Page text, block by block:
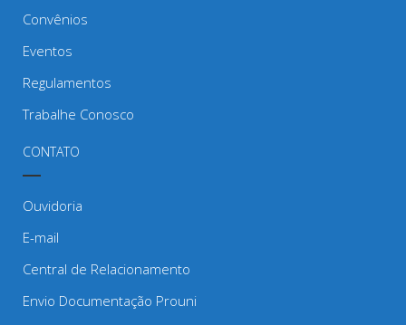
Convênios
Eventos
Regulamentos
Trabalhe Conosco
CONTATO
Ouvidoria
E-mail
Central de Relacionamento
Envio Documentação Prouni